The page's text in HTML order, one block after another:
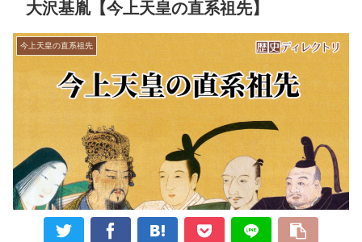
大沢基胤【今上天皇の直系祖先】
今上天皇の直系祖先